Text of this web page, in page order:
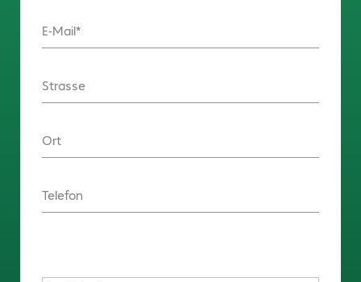
E-Mail
Strasse
Ort
Telefon